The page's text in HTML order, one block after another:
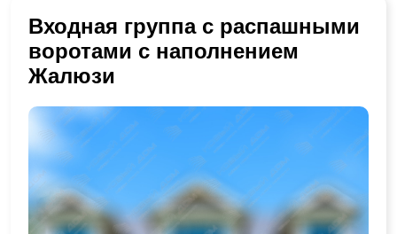
Входная группа с распашными
воротами с наполнением
Жалюзи